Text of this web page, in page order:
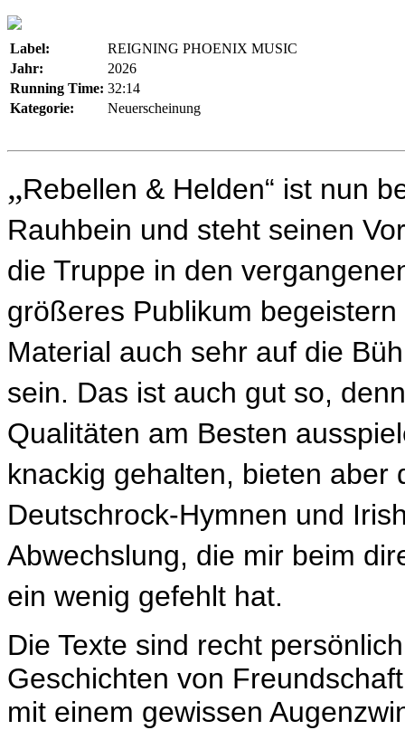
Label:
REIGNING PHOENIX MUSIC
Jahr:
2026
Running Time: 32:14
Kategorie:
Neuerscheinung
„Rebellen & Helden“ ist nun
Rauhbein und steht seinen
die Truppe in den
größeres Publikum
Material auch sehr auf die
sein. Das ist auch gut so,
Qualitäten am Besten
knackig gehalten, bieten aber
Deutschrock-Hymnen und
Abwechslung, die mir beim
ein wenig gefehlt hat.
Die Texte sind recht
Geschichten von
mit einem gewissen